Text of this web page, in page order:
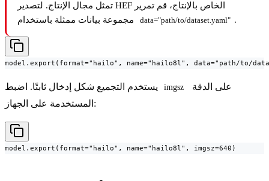
تمثل مجال الإنتاج. لتصدير HEF الخاص بالإنتاج، قم تمرير
data="path/to/dataset.yaml" .
model.export(format="hailo", name="hailo8l", data="path/to/
imgsz
المستخدمة على الجهاز:
model.export(format="hailo", name="hailo8l", imgsz=640)